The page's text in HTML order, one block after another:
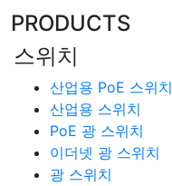
PRODUCTS
스위치
산업용 PoE 스위치
산업용 스위치
PoE 광 스위치
이더넷 광 스위치
광 스위치